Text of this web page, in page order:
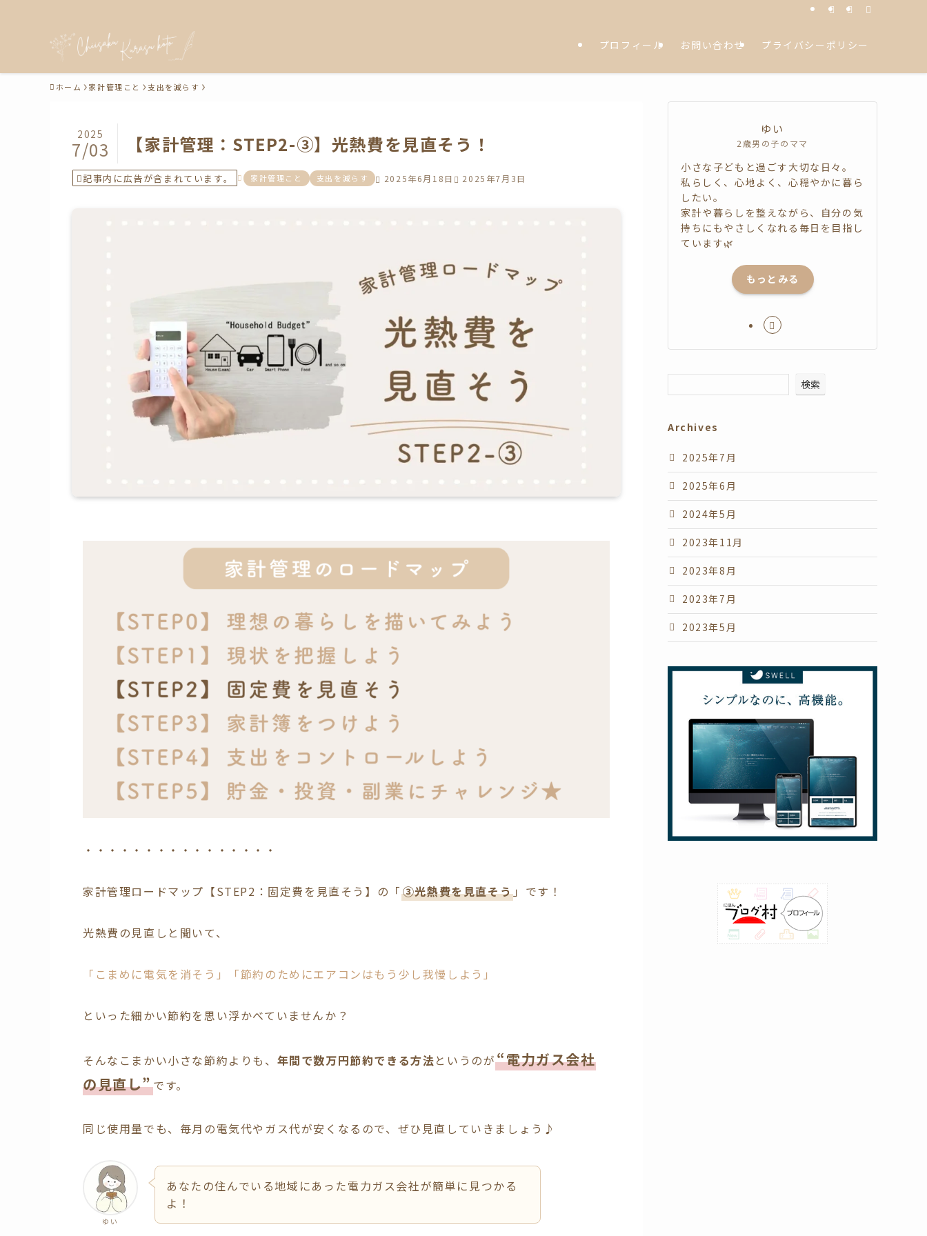
プロフィール お問い合わせ プライバシーポリシー
ホーム 家計管理こと 支出を減らす
【家計管理：STEP2-③】光熱費を見直そう！
2025
7/03
記事内に広告が含まれています。 家計管理こと 支出を減らす 2025年6月18日 2025年7月3日
・・・・・・・・・・・・・・・・
家計管理ロードマップ【STEP2：固定費を見直そう】の「 ③光熱費を見直そう 」です！
光熱費の見直しと聞いて、
「こまめに電気を消そう」「節約のためにエアコンはもう少し我慢しよう」
といった細かい節約を思い浮かべていませんか？
そんなこまかい小さな節約よりも、 年間で数万円節約できる方法というのが“電力ガス会社
の見直し”です。
同じ使用量でも、毎月の電気代やガス代が安くなるので、ぜひ見直していきましょう♪
ゆい
あなたの住んでいる地域にあった電力ガス会社が簡単に見つかる
よ！
ゆい
2歳男の子のママ
小さな子どもと過ごす大切な日々。
私らしく、心地よく、心穏やかに暮ら
したい。
家計や暮らしを整えながら、自分の気
持ちにもやさしくなれる毎日を目指し
ています🌿
もっとみる
検索
Archives
2025年7月
2025年6月
2024年5月
2023年11月
2023年8月
2023年7月
2023年5月